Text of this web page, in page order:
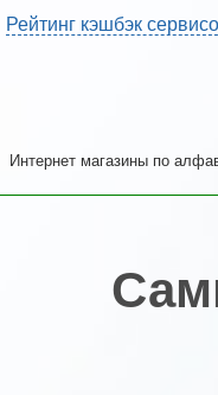
Рейтинг кэшбэк
Интернет магазины по